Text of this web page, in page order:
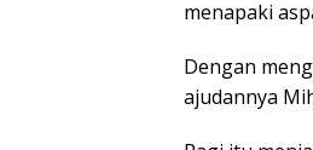
menapaki
Dengan
ajudannya